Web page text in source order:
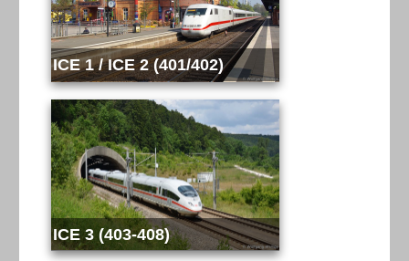
ICE 1 / ICE 2 (401/402)
ICE 3 (403-408)